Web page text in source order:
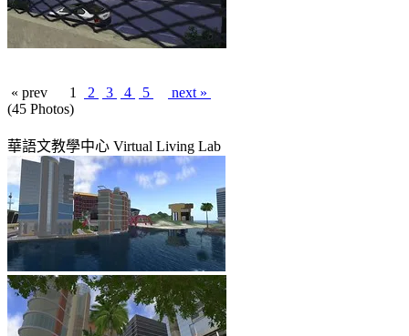
« prev 1 2 3 4 5
next »
(45 Photos)
華語文教學中心 Virtual Living Lab